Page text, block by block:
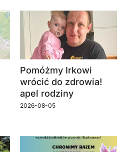
Pomóżmy Irkowi
wrócić do zdrowia!
apel rodziny
2026-08-05